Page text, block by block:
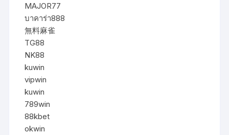
MAJOR77
บาคาร่า888
無料麻雀
TG88
NK88
kuwin
vipwin
kuwin
789win
88kbet
okwin